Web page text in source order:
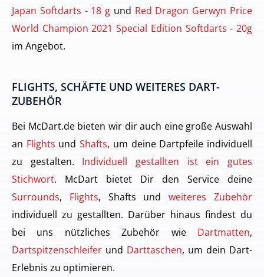
Japan Softdarts - 18 g und Red Dragon Gerwyn Price
World Champion 2021 Special Edition Softdarts - 20g
im Angebot.
FLIGHTS, SCHÄFTE UND WEITERES DART-
ZUBEHÖR
Bei McDart.de bieten wir dir auch eine große Auswahl
an Flights undShafts, um deine Dartpfeile individuell
zu gestalten. Individuell gestallten ist ein gutes
Stichwort. McDart bietet Dir den Service deine
Surrounds, Flights, Shafts undweiteres Zubehör
individuell zu gestallten. Darüber hinaus findest du
bei uns nützliches Zubehör wie Dartmatten,
Dartspitzenschleifer und Darttaschen, um dein Dart-
Erlebnis zu optimieren.